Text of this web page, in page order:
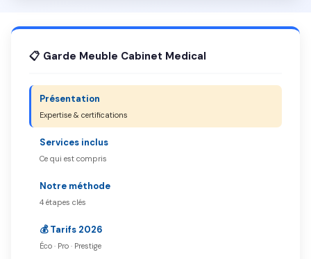
📋 Garde Meuble Cabinet Medical
Présentation
Expertise & certifications
Services inclus
Ce qui est compris
Notre méthode
4 étapes clés
💰 Tarifs 2026
Éco · Pro · Prestige